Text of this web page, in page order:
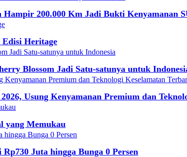
200.000 Km Jadi Bukti Kenyamanan
Heritage
Blossom Jadi Satu-satunya untuk
Usung Kenyamanan Premium dan
yang Memukau
Juta hingga Bunga 0 Persen